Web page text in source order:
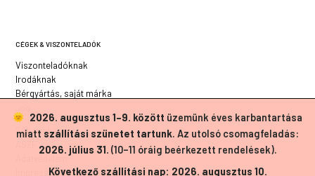
CÉGEK & VISZONTELADÓK
Viszonteladóknak
Irodáknak
Bérgyártás, saját márka
Süti szabályzat
Impresszum
2026. augusztus 1–9. között üzemünk éves karbantartása
miatt szállítási szünetet tartunk. Az utolsó csomagfeladás:
2026. július 31. (10–11 óráig beérkezett rendelések).
Következő szállítási nap: 2026. augusztus 10.